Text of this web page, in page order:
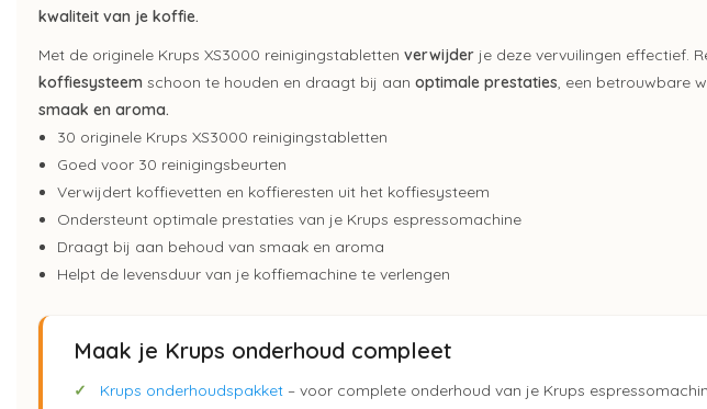
kwaliteit van je koffie.
Met de originele Krups XS3000 reinigingstabletten verwijder je deze vervuilingen effectief.
koffiesysteem schoon te houden en draagt bij aan optimale prestaties , een betrouwbare
smaak en aroma.
30 originele Krups XS3000 reinigingstabletten
Goed voor 30 reinigingsbeurten
Verwijdert koffievetten en koffieresten uit het koffiesysteem
Ondersteunt optimale prestaties van je Krups espressomachine
Draagt bij aan behoud van smaak en aroma
Helpt de levensduur van je koffiemachine te verlengen
Maak je Krups onderhoud compleet
✓ Krups onderhoudspakket – voor complete onderhoud van je Krups